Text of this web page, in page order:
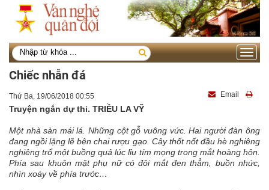
Toggle
Chiếc nhẫn đá
Thứ Ba, 19/06/2018 00:55 Email
Truyện ngắn dự thi. TRIỀU LA VỸ
Một nhà sàn mái lá. Những cột gỗ vuông vức. Hai người đàn ông
đang ngồi lặng lẽ bên chai rượu gạo. Cây thốt nốt đầu hè nghiêng
nghiêng trổ một buồng quả lúc lỉu tím mọng trong mắt hoàng hôn.
Phía sau khuôn mặt phụ nữ có đôi mắt đen thẳm, buồn nhức,
nhìn xoáy về phía trước…